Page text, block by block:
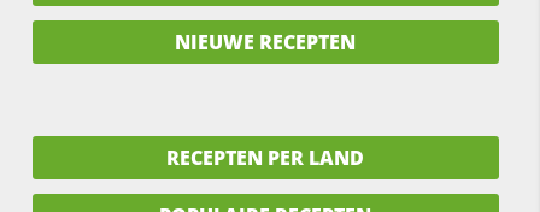
NIEUWE RECEPTEN
RECEPTEN PER LAND